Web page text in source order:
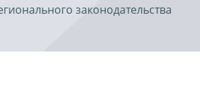
законодательства